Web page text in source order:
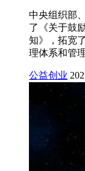
中央组织部
了《关于鼓
知》，拓宽
理体系和管
公益创业